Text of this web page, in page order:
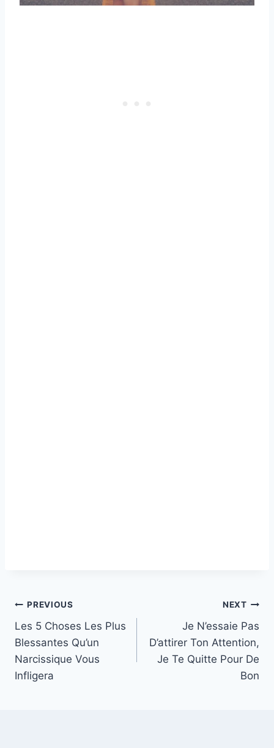
Post
navigation
PREVIOUS
Les 5 Choses Les Plus
Blessantes Qu’un
Narcissique Vous
Infligera
NEXT
Je N’essaie Pas
D’attirer Ton Attention,
Je Te Quitte Pour De
Bon